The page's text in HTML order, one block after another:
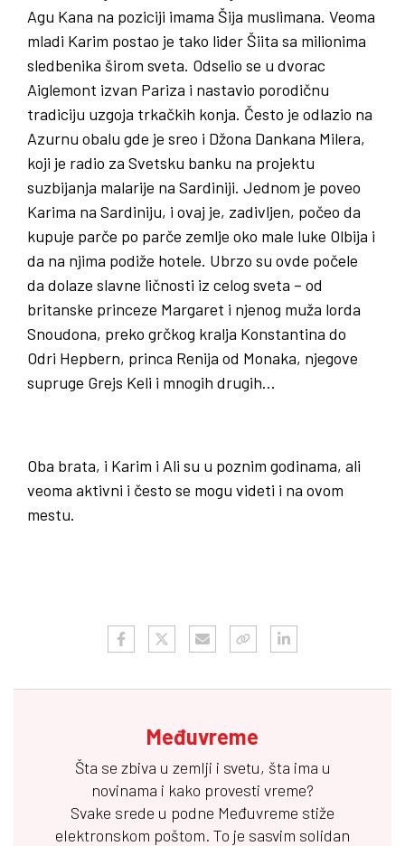
Agu Kana na poziciji imama Šija muslimana. Veoma
mladi Karim postao je tako lider Šiita sa milionima
sledbenika širom sveta. Odselio se u dvorac
Aiglemont izvan Pariza i nastavio porodičnu
tradiciju uzgoja trkačkih konja. Često je odlazio na
Azurnu obalu gde je sreo i Džona Dankana Milera,
koji je radio za Svetsku banku na projektu
suzbijanja malarije na Sardiniji. Jednom je poveo
Karima na Sardiniju, i ovaj je, zadivljen, počeo da
kupuje parče po parče zemlje oko male luke Olbija i
da na njima podiže hotele. Ubrzo su ovde počele
da dolaze slavne ličnosti iz celog sveta – od
britanske princeze Margaret i njenog muža lorda
Snoudona, preko grčkog kralja Konstantina do
Odri Hepbern, princa Renija od Monaka, njegove
supruge Grejs Keli i mnogih drugih…
Oba brata, i Karim i Ali su u poznim godinama, ali
veoma aktivni i često se mogu videti i na ovom
mestu.
Međuvreme
Šta se zbiva u zemlji i svetu, šta ima u
novinama i kako provesti vreme?
Svake srede u podne Međuvreme stiže
elektronskom poštom. To je sasvim solidan